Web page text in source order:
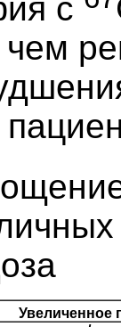
с
чем
Увеличенное